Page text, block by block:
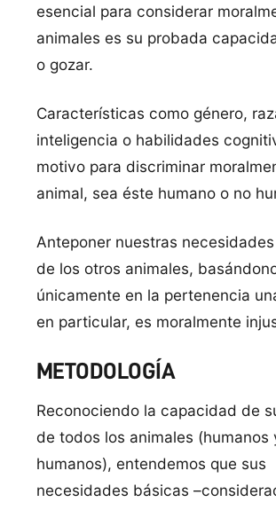
esencial para considerar
animales es su probada
o gozar.
Características como género,
inteligencia o habilidades
motivo para discriminar
animal, sea éste humano o no
Anteponer nuestras
de los otros animales,
únicamente en la pertenencia
en particular, es moralmente
METODOLOGÍA
Reconociendo la capacidad de
de todos los animales (humanos
humanos), entendemos que sus
necesidades básicas